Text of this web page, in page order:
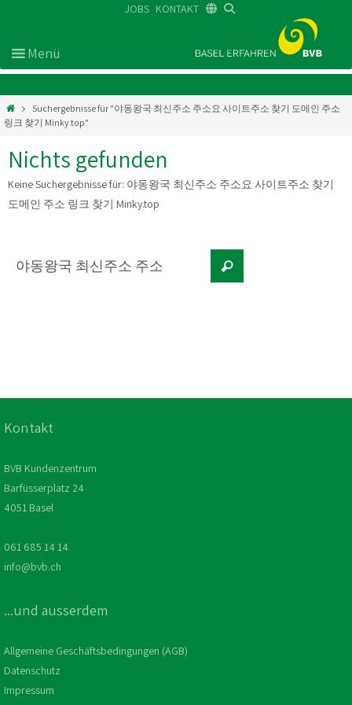
JOBS KONTAKT
Suchergebnisse für "야동왕국 최신주소 주소요 사이트주소 찾기 도메인 주소
링크 찾기 Minky.top"
Nichts gefunden
Keine Suchergebnisse für: 야동왕국 최신주소 주소요 사이트주소 찾기
도메인 주소 링크 찾기 Minky.top
Kontakt
BVB Kundenzentrum
Barfüsserplatz 24
4051 Basel
061 685 14 14
info@bvb.ch
...und ausserdem
Allgemeine Geschäftsbedingungen (AGB)
Datenschutz
Impressum